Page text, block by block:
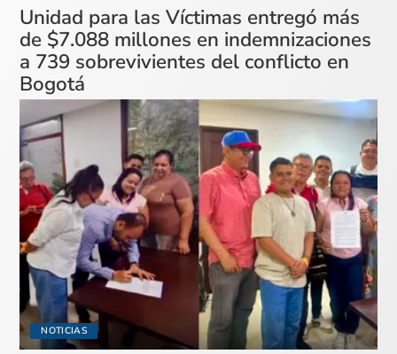
Unidad para las Víctimas entregó más
de $7.088 millones en indemnizaciones
a 739 sobrevivientes del conflicto en
Bogotá
NOTICIAS